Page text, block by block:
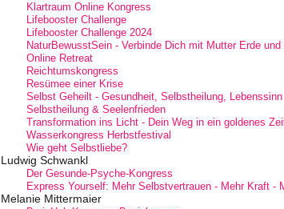
Klartraum Online Kongress
Lifebooster Challenge
Lifebooster Challenge 2024
NaturBewusstSein - Verbinde Dich mit Mutter Erde
Online Retreat
Reichtumskongress
Resümee einer Krise
Selbst Geheilt - Gesundheit, Selbstheilung, Lebenssinn
Selbstheilung & Seelenfrieden
Transformation ins Licht - Dein Weg in ein goldenes
Wasserkongress Herbstfestival
Wie geht Selbstliebe?
Ludwig Schwankl
Der Gesunde-Psyche-Kongress
Express Yourself: Mehr Selbstvertrauen - Mehr Kraft -
Melanie Mittermaier